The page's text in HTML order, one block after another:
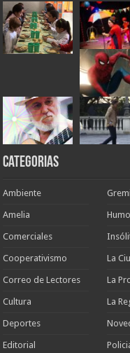
Categorias
Ambiente
Amelia
Comerciales
Cooperativismo
Correo de Lectores
Cultura
Deportes
Editorial
La
La
La